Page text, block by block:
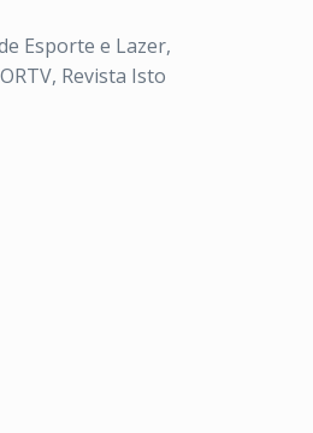
Esporte e Lazer,
Revista Isto